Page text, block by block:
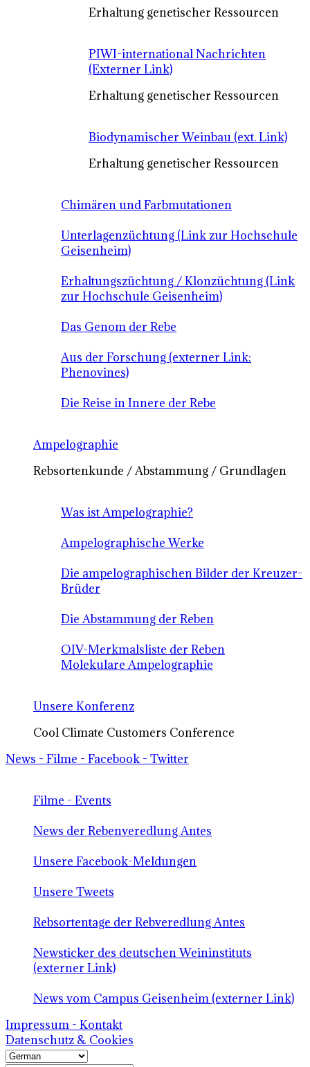
Erhaltung genetischer Ressourcen
PIWI-international Nachrichten
(Externer Link)
Erhaltung genetischer Ressourcen
Biodynamischer Weinbau (ext. Link)
Erhaltung genetischer Ressourcen
Chimären und Farbmutationen
Unterlagenzüchtung (Link zur Hochschule
Geisenheim)
Erhaltungszüchtung / Klonzüchtung (Link
zur Hochschule Geisenheim)
Das Genom der Rebe
Aus der Forschung (externer Link:
Phenovines)
Die Reise in Innere der Rebe
Ampelographie
Rebsortenkunde / Abstammung / Grundlagen
Was ist Ampelographie?
Ampelographische Werke
Die ampelographischen Bilder der Kreuzer-
Brüder
Die Abstammung der Reben
OIV-Merkmalsliste der Reben
Molekulare Ampelographie
Unsere Konferenz
Cool Climate Customers Conference
News - Filme - Facebook - Twitter
Filme - Events
News der Rebenveredlung Antes
Unsere Facebook-Meldungen
Unsere Tweets
Rebsortentage der Rebveredlung Antes
Newsticker des deutschen Weininstituts
(externer Link)
News vom Campus Geisenheim (externer Link)
Impressum - Kontakt
Datenschutz & Cookies